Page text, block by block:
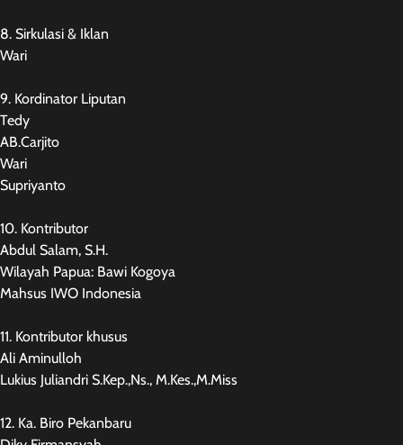
8. Sirkulasi & Iklan
Wari
9. Kordinator Liputan
Tedy
AB.Carjito
Wari
Supriyanto
10. Kontributor
Abdul Salam, S.H.
Wilayah Papua: Bawi Kogoya
Mahsus IWO Indonesia
11. Kontributor khusus
Ali Aminulloh
Lukius Juliandri S.Kep.,Ns., M.Kes.,M.Miss
12. Ka. Biro Pekanbaru